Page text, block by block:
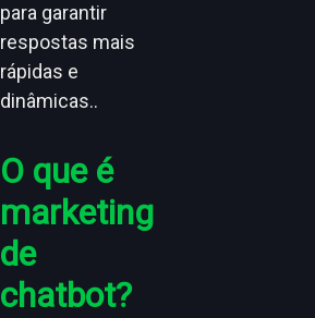
para garantir
respostas mais
rápidas e
dinâmicas..
O que é
marketing
de
chatbot?